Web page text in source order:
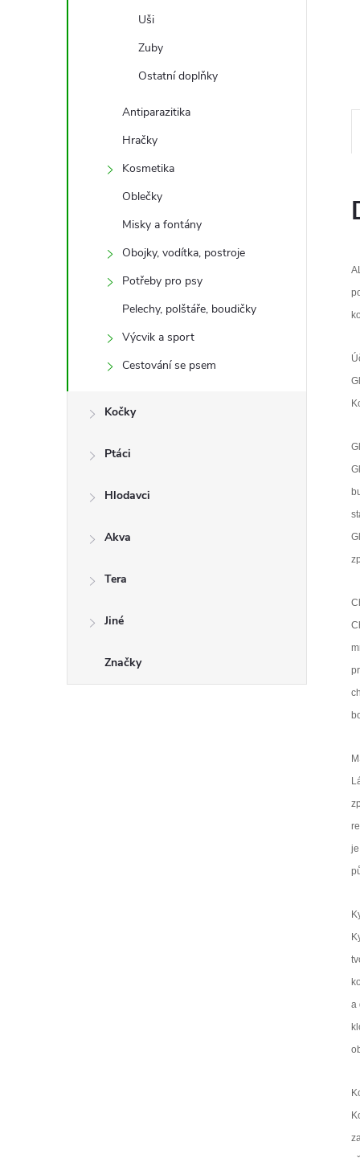
Uši
Zuby
Ostatní doplňky
Antiparazitika
Hračky
Kosmetika
Oblečky
Misky a fontány
Obojky, vodítka, postroje
Potřeby pro psy
Pelechy, polštáře, boudičky
Výcvik a sport
Cestování se psem
Kočky
Ptáci
Hlodavci
Akva
Tera
Jiné
Značky
a